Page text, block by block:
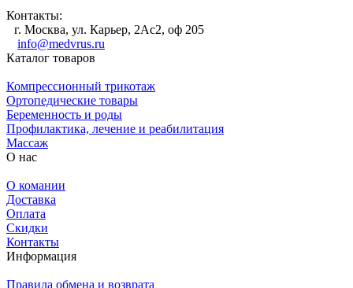
Контакты:
г. Москва, ул. Карьер, 2Ас2, оф 205
info@medvrus.ru
Каталог товаров
Компрессионный трикотаж
Ортопедические товары
Беременность и роды
Профилактика, лечение и реабилитация
Массаж
О нас
О комании
Доставка
Оплата
Скидки
Контакты
Информация
Правила обмена и возврата